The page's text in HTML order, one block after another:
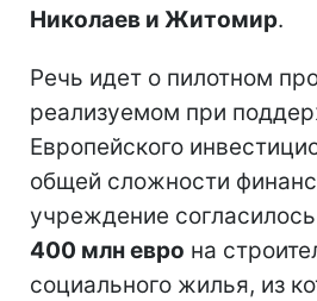
Николаев и Житомир.
Речь идет о пилотном
реализуемом при
Европейского
общей сложности
учреждение
400 млн евро на
социального жилья, из